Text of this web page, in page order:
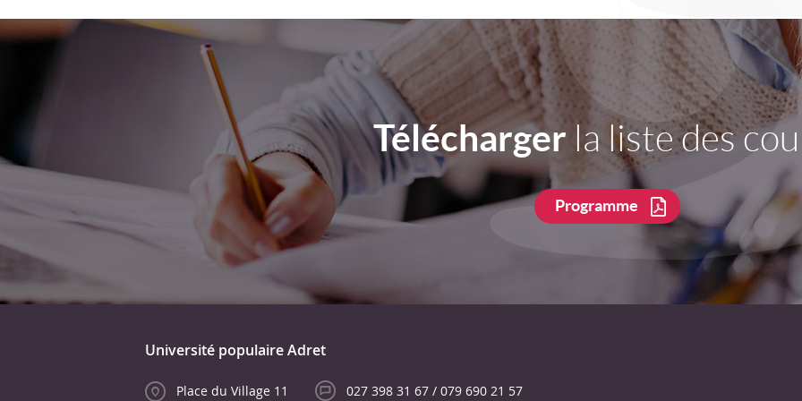
Télécharger la liste des
Programme
Université populaire Adret
Place du Village 11 027 398 31 67 / 079 690 21 57